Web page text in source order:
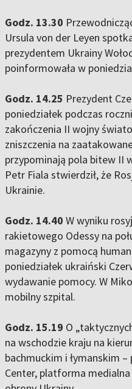
Godz. 13.30
Ursula von der Leyen
prezydentem Ukrainy
poinformowała w
Godz. 14.25 Prezydent
poniedziałek podczas
zakończenia II wojny
zniszczenia na
przypominają pola bitew II
Petr Fiala stwierdził, że
Ukrainie.
Godz. 14.40 W wyniku
rakietowego Odessy na
magazyny z pomocą
poniedziałek ukraiński
wydawanie pomocy. W
mobilny szpital.
Godz. 15.19 O
na wschodzie kraju na
bachmuckim i łymanskim
Center, platforma